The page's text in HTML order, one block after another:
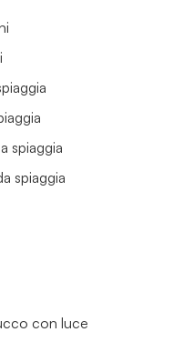
spiaggia
spiaggia
con luce